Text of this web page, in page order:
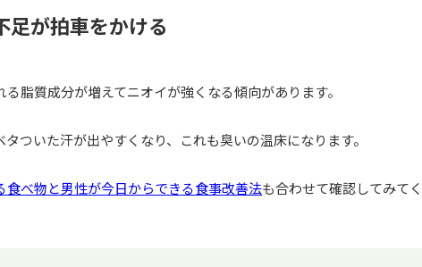
足が拍車をかける
脂質成分が増えてニオイが強くなる傾向があります。
ついた汗が出やすくなり、これも臭いの温床になります。
食べ物と男性が今日からできる食事改善法も合わせて確認してみてく